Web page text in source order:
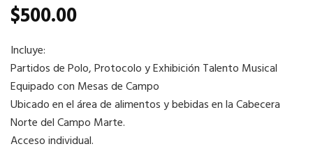
$500.00
Incluye:
Partidos de Polo, Protocolo y Exhibición Talento Musical
Equipado con Mesas de Campo
Ubicado en el área de alimentos y bebidas en la Cabecera
Norte del Campo Marte.
Acceso individual.